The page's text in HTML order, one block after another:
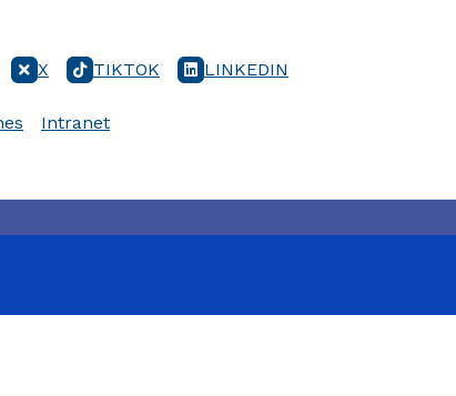
X TIKTOK LINKEDIN
Intranet